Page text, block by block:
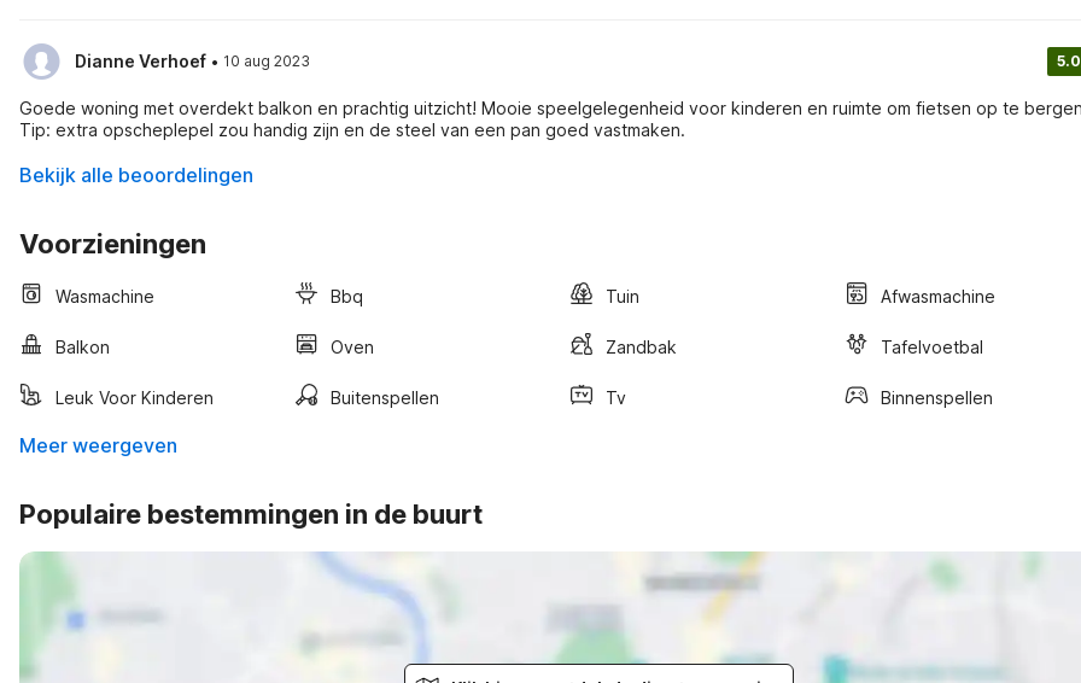
Dianne Verhoef · 10 aug 2023 5.0
Goede woning met overdekt balkon en prachtig uitzicht! Mooie speelgelegenheid voor kinderen en ruimte om fietsen op te
Tip: extra opscheplepel zou handig zijn en de steel van een pan goed vastmaken.
Bekijk alle beoordelingen
Voorzieningen
Wasmachine Bbq Tuin Afwasmachine
Balkon Oven Zandbak Tafelvoetbal
Leuk Voor Kinderen Buitenspellen Tv Binnenspellen
Meer weergeven
Populaire bestemmingen in de buurt